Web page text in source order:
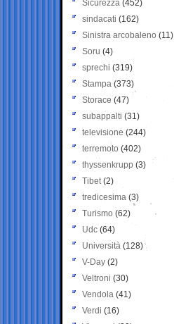
Sicurezza (452)
sindacati (162)
Sinistra arcobaleno (11)
Soru (4)
sprechi (319)
Stampa (373)
Storace (47)
subappalti (31)
televisione(244)
terremoto (402)
thyssenkrupp (3)
Tibet(2)
tredicesima (3)
Turismo (62)
Udc (64)
Università (128)
V-Day (2)
Veltroni (30)
Vendola (41)
Verdi (16)